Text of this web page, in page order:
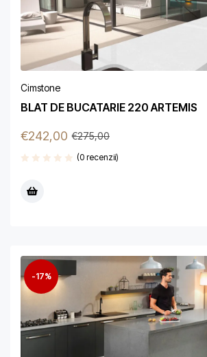
Cimstone
BLAT DE BUCATARIE 220 ARTEMIS
€275,00
€242,00
(0 recenzii)
-17%